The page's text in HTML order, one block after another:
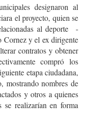
designaron al
el proyecto, quien se
al deporte -
Cornez y el ex dirigente
contratos y obtener
compró los
etapa ciudadana,
mostrando nombres de
y otros a quienes
se realizarían en forma